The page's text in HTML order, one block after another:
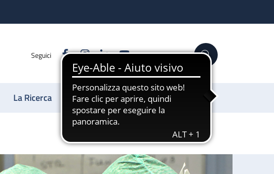
Seguici FacebookInstagram
LinkedinYouTube Cerca
La Ricerca Sostienici